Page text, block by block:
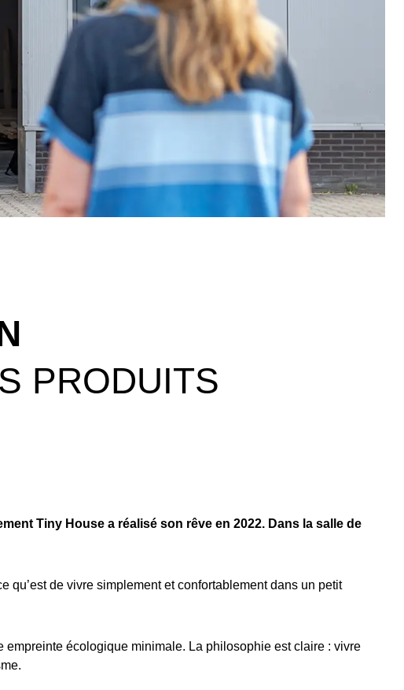
PRODUITS
Tiny House a réalisé son rêve en 2022. Dans la salle de
de vivre simplement et confortablement dans un petit
empreinte écologique minimale. La philosophie est claire : vivre